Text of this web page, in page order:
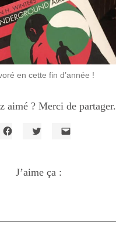
en cette fin d’année !
aimé ? Merci de partager.
Facebook(ouvre
dans
Twitter(ouvre
dans
dans
J’aime ça :